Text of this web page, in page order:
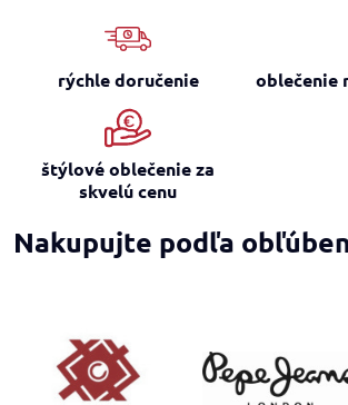
rýchle doručenie oblečenie
štýlové oblečenie za
skvelú cenu
Nakupujte podľa